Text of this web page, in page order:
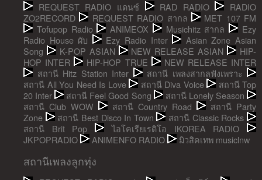
REQUEST RADIO แดนซ์ RAD RADIO
RADIO
ZO2RECORD
REQUEST RADIO สากล
MET 107 FM
Tofupop Radio
ANIMEOX Musichitz สากล
Ezy
Radio House ผับ
Ezy Radio Inter
Asian Zone Asian
Song
K-POP ASIAN NEW RELEASE ASIAN
HIP-
HOP INTER
HIP-HOP TRUE
NEW RELEASE INTER
สถานี Hitz Station Inter
สถานี เพลงสากลฟังเพราะ
สถานี All You Need Is Love
สถานี Diva Voice
สถานี Top
20 Inter
สถานี Feel Good Song
สถานี Lonely Season
สถานี Club WOW
สถานี Country Road
สถานี Party
Zone
สถานี Best Disco In Town
สถานี Classic Rocks
สถานี Brit Pop
ไอโคเรียเรดิโอ IKOREA RADIO
JKPOPRADIO
ANIMENFO RADIO มิวสิคเทพ musiclnw
สถานีเพลงลูกทุ่ง